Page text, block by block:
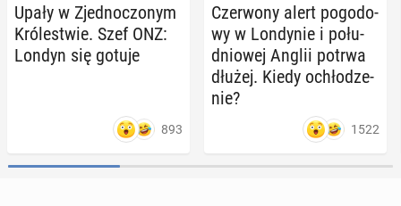
Upały w Zjed­no­czo­nym
Kró­le­stwie. Szef ONZ:
Londyn się gotuje
893
Czer­wo­ny alert po­go­do­
wy w Lon­dy­nie i po­łu­
dnio­wej Anglii potrwa
dłużej. Kiedy ochło­dze­
nie?
1522